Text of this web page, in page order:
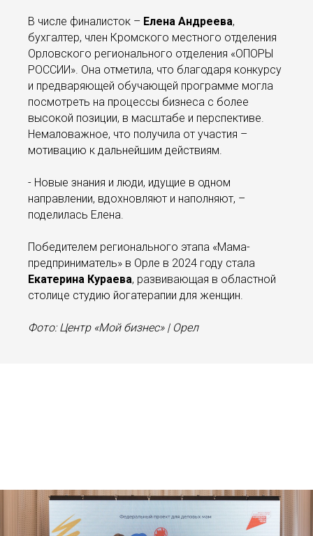
В числе финалисток – Елена Андреева,
бухгалтер, член Кромского местного отделения
Орловского регионального отделения «ОПОРЫ
РОССИИ». Она отметила, что благодаря конкурсу
и предваряющей обучающей программе могла
посмотреть на процессы бизнеса с более
высокой позиции, в масштабе и перспективе.
Немаловажное, что получила от участия –
мотивацию к дальнейшим действиям.
- Новые знания и люди, идущие в одном
направлении, вдохновляют и наполняют, –
поделилась Елена.
Победителем регионального этапа «Мама-
предприниматель» в Орле в 2024 году стала
Екатерина Кураева, развивающая в областной
столице студию йогатерапии для женщин.
Фото: Центр «Мой бизнес» | Орел